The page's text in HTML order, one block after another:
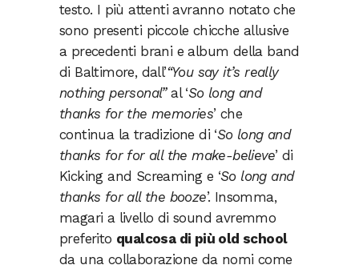
testo. I più attenti avranno notato che
sono presenti piccole chicche allusive
a precedenti brani e album della band
di Baltimore, dall’“You say it’s really
nothing personal”al ‘So long and
thanks for the memories’ che
continua la tradizione di ‘So long and
thanks for for all the make-believe’ di
Kicking and Screaming e ‘So long and
thanks for all the booze’. Insomma,
magari a livello di sound avremmo
preferito qualcosa di più old school
da una collaborazione da nomi come